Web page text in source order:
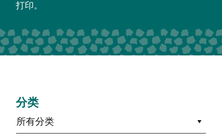
打印。
分类
所有分类